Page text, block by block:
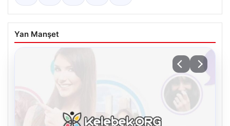
Yan Manşet